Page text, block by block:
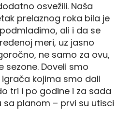
osvežili. Naša
prelaznog roka bila je
ali i da se
meri, uz jasno
ne samo za ovu,
sezone. Doveli smo
kojima smo dali
tri i po godine i za sada
sa planom – prvi su utisci